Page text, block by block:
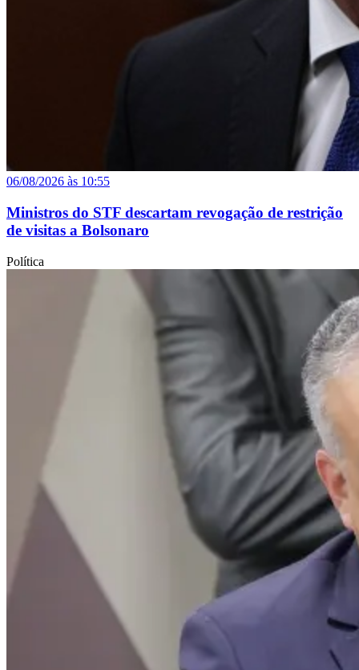
06/08/2026 às 10:55
Ministros do STF descartam revogação de restrição
de visitas a Bolsonaro
Política